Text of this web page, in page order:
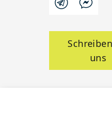
uns
Alle Rechte